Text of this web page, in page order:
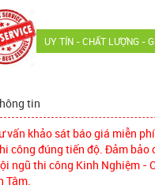
UY TÍN - CHẤT LƯỢNG -
tin
vấn khảo sát báo giá miễn
công đúng tiến độ. Đảm bảo
ngũ thi công Kinh Nghiệm -
Tâm.